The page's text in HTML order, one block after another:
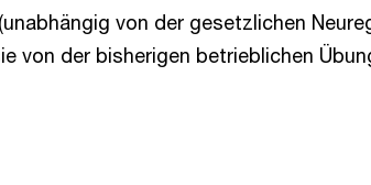
von der gesetzlichen
von der bisherigen betrieblichen